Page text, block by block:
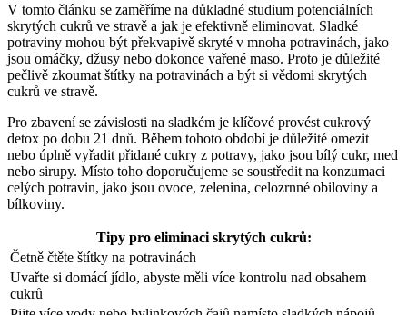
V tomto článku se zaměříme na důkladné studium potenciálních
skrytých cukrů ve stravě a jak je efektivně eliminovat. Sladké
potraviny mohou být překvapivě skryté v mnoha potravinách, jako
jsou omáčky, džusy nebo dokonce vařené maso. Proto je důležité
pečlivě zkoumat štítky na potravinách a být si vědomi skrytých
cukrů ve stravě.
Pro zbavení se závislosti na sladkém je klíčové provést cukrový
detox po dobu 21 dnů. Během tohoto období je důležité omezit
nebo úplně vyřadit přidané cukry z potravy, jako jsou bílý cukr, med
nebo sirupy. Místo toho doporučujeme se soustředit na konzumaci
celých potravin, jako jsou ovoce, zelenina, celozrnné obiloviny a
bílkoviny.
Tipy pro eliminaci skrytých cukrů:
Četně čtěte štítky na potravinách
Uvařte si domácí jídlo, abyste měli více kontrolu nad obsahem
cukrů